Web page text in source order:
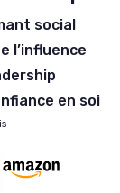
social
l’influence
en soi